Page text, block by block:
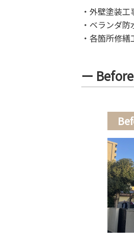
・外壁塗装工
・ベランダ防
・各箇所修
ー